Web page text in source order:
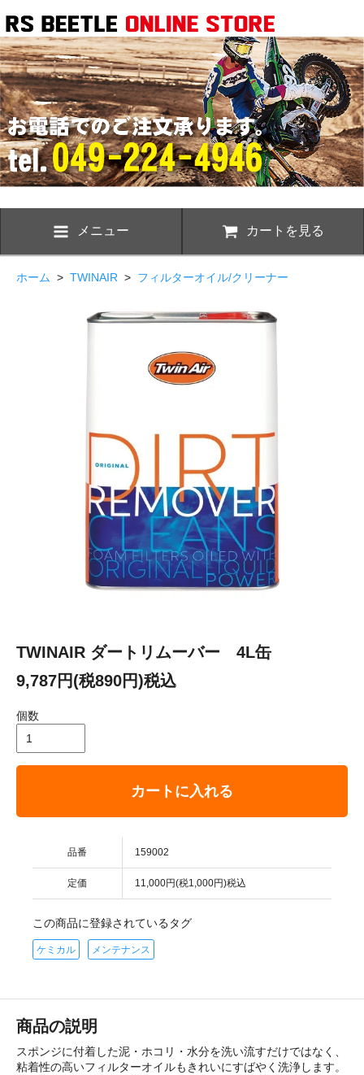
メニュー カートを見る
ホーム > TWINAIR > フィルターオイル/クリーナー
TWINAIR ダートリムーバー 4L缶
9,787円(税890円)税込
個数
カートに入れる
品番 159002
定価 11,000円(税1,000円)税込
この商品に登録されているタグ
ケミカル メンテナンス
商品の説明
スポンジに付着した泥・ホコリ・水分を洗い流すだけではなく、
粘着性の高いフィルターオイルもきれいにすばやく洗浄します。